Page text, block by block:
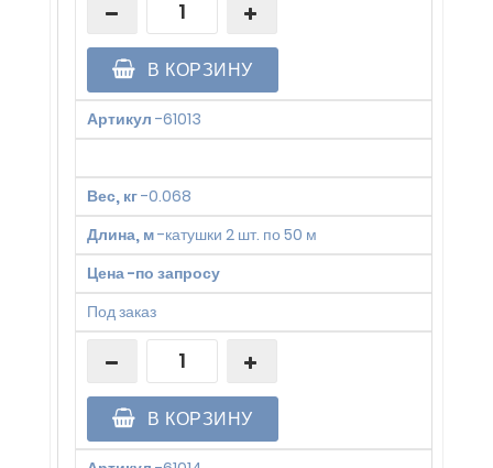
В КОРЗИНУ
Артикул -61013
Вес, кг-0.068
Длина, м-катушки 2 шт. по 50 м
Цена-по запросу
Под заказ
В КОРЗИНУ